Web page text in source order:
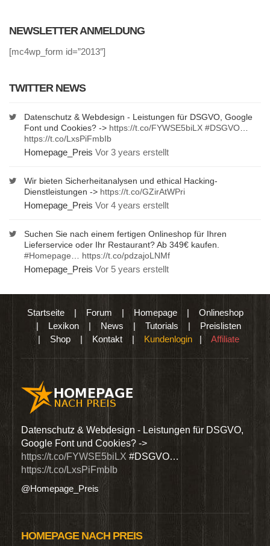
NEWSLETTER ANMELDUNG
[mc4wp_form id=”2013″]
TWITTER NEWS
Datenschutz & Webdesign - Leistungen für DSGVO, Google
Font und Cookies? -> https://t.co/FYWSE5biLX #DSGVO
https://t.co/LxsPiFmbIb
Homepage_Preis Vor 3 years erstellt
Wir bieten Sicherheitanalysen und ethical Hacking-
Dienstleistungen -> https://t.co/GZirAtWPri
Homepage_Preis Vor 4 years erstellt
Suchen Sie nach einem fertigen Onlineshop für Ihren
Lieferservice oder Ihr Restaurant? Ab 349€ kaufen.
#Homepage
https://t.co/pdzajoLNMf
Homepage_Preis Vor 5 years erstellt
Startseite| Forum | Homepage| Onlineshop
| Lexikon | News | Tutorials | Preislisten
| Shop | Kontakt | Kundenlogin | Affiliate
Datenschutz & Webdesign - Leistungen für DSGVO,
Google Font und Cookies? ->
https://t.co/FYWSE5biLX #DSGVO…
https://t.co/LxsPiFmbIb
@Homepage_Preis
HOMEPAGE NACH PREIS